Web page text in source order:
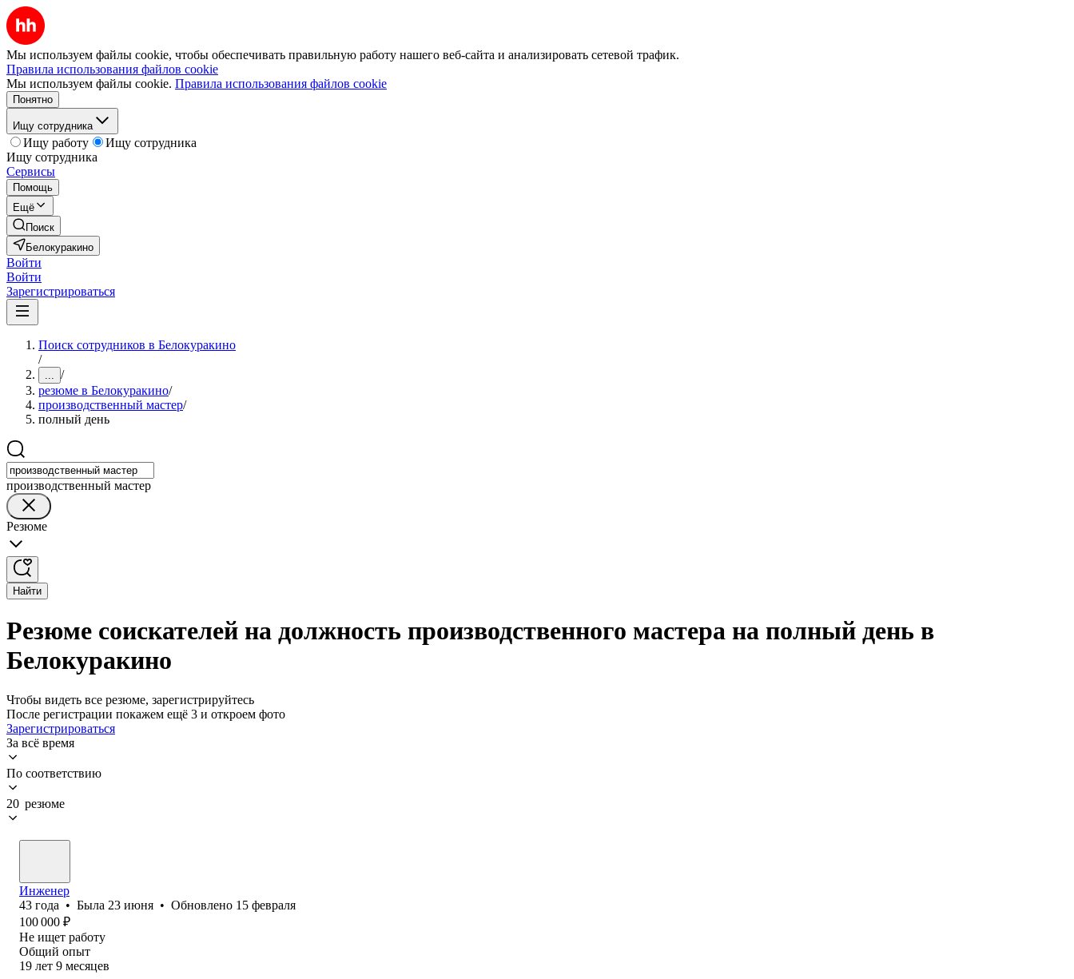
Мы используем файлы cookie, чтобы обеспечивать правильную работу нашего веб-сайта и анализировать сетевой трафик.
Правила использования файлов cookie
Мы используем файлы cookie. Правила использования файлов cookie
Понятно
Ищу сотрудника
Ищу работу
Ищу сотрудника
Ищу сотрудника
Сервисы
Помощь
Ещё
Поиск
Белокуракино
Войти
Войти
Зарегистрироваться
Поиск сотрудников в Белокуракино
/
... /
резюме в Белокуракино/
производственный мастер/
полный день
производственный мастер
Резюме
Найти
Резюме соискателей на должность производственного мастера на полный день в
Белокуракино
Чтобы видеть все резюме, зарегистрируйтесь
После регистрации покажем ещё 3 и откроем фото
Зарегистрироваться
За всё время
По соответствию
20 резюме
Инженер
43 года • Была 23 июня • Обновлено 15 февраля
100 000 ₽
Не ищет работу
Общий опыт
19 лет 9 месяцев